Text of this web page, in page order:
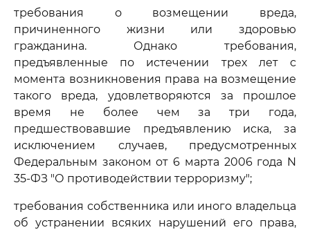
требования о возмещении вреда,
причиненного жизни или здоровью
гражданина. Однако требования,
предъявленные по истечении трех лет с
момента возникновения права на возмещение
такого вреда, удовлетворяются за прошлое
время не более чем за три года,
предшествовавшие предъявлению иска, за
исключением случаев, предусмотренных
Федеральным законом от 6 марта 2006 года N
35-ФЗ "О противодействии терроризму";
требования собственника или иного владельца
об устранении всяких нарушений его права,